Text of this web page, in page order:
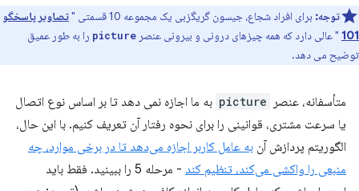
توجه: برای افراد شجاع، جیسون گریگزبی یک مجموعه 10 قسمتی "
تصاویر پاسخگو
101 " عالی دارد که همه چیزهای درونی و بیرونی عنصر picture را به طور عمیق
توضیح می دهد.
متأسفانه، عنصر picture به ما اجازه نمی دهد تا بر اساس نوع اتصال
یا سرعت مشتری، قوانینی را برای نحوه رفتار آن تعریف کنیم. با این حال،
الگوریتم پردازش آن به عامل کاربر اجازه می‌دهد تا در برخی موارد، چه
منبعی را واکشی می‌کند، تنظیم کند
- مرحله 5 را ببینید. فقط باید